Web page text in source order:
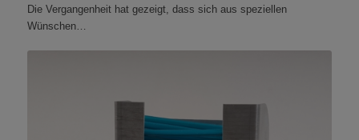
Die Vergangenheit hat gezeigt, dass sich aus speziellen
Wünschen…